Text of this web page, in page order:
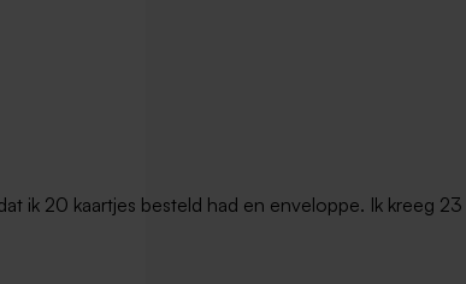
ik 20 kaartjes besteld had en enveloppe. Ik kreeg